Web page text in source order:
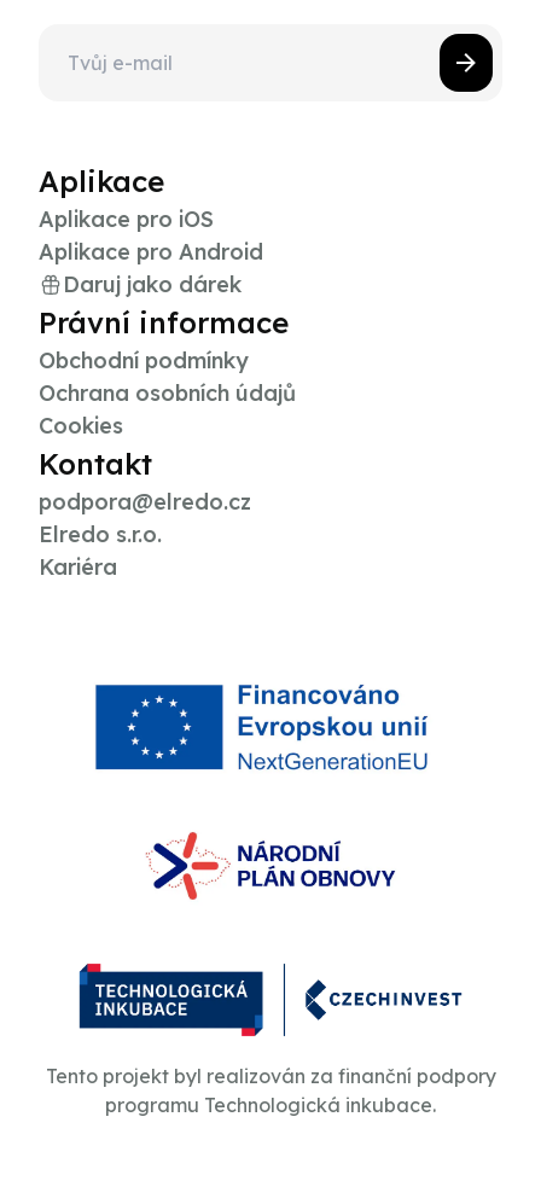
Aplikace
Aplikace pro iOS
Aplikace pro Android
Daruj jako dárek
Právní informace
Obchodní podmínky
Ochrana osobních údajů
Cookies
Kontakt
podpora@elredo.cz
Elredo s.r.o.
Kariéra
Tento projekt byl realizován za finanční podpory
programu Technologická inkubace.